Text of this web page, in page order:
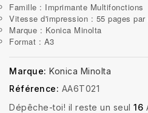
Famille : Imprimante Multifonctions
Vitesse d'impression : 55 pages par
Marque : Konica Minolta
Format : A3
Marque: Konica Minolta
Référence: AA6T021
Dépêche-toi! il reste un seul 16